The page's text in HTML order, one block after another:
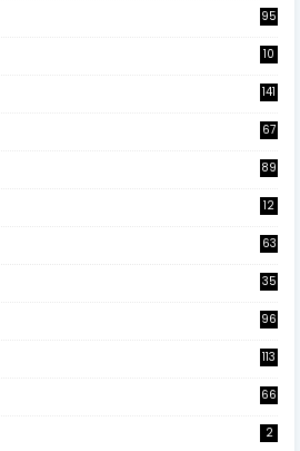
95
10
141
67
89
12
63
35
96
113
66
2